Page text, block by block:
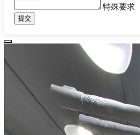
特殊要求
提交